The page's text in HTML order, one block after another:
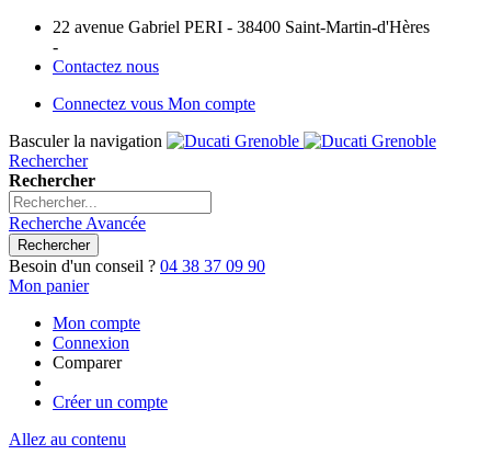
22 avenue Gabriel PERI - 38400 Saint-Martin-d'Hères
-
Contactez nous
Connectez vous Mon compte
Basculer la navigation
Rechercher
Rechercher
Recherche Avancée
Rechercher
Besoin d'un conseil ? 04 38 37 09 90
Mon panier
Mon compte
Connexion
Comparer
Créer un compte
Allez au contenu